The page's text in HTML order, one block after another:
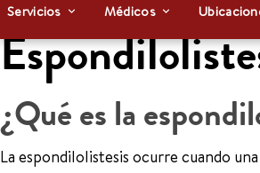
Servicios Médicos
¿Qué es la
La espondilolistesis ocurre cuando